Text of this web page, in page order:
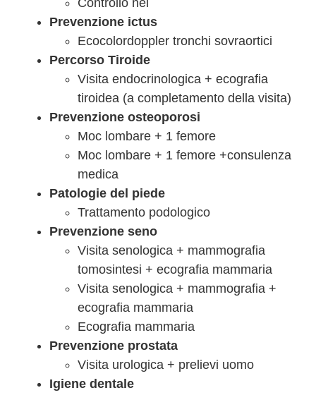
Controllo nei
Prevenzione ictus
Ecocolordoppler tronchi sovraortici
Percorso Tiroide
Visita endocrinologica + ecografia
tiroidea (a completamento della visita)
Prevenzione osteoporosi
Moc lombare + 1 femore
Moc lombare + 1 femore +consulenza
medica
Patologie del piede
Trattamento podologico
Prevenzione seno
Visita senologica + mammografia
tomosintesi + ecografia mammaria
Visita senologica + mammografia +
ecografia mammaria
Ecografia mammaria
Prevenzione prostata
Visita urologica + prelievi uomo
Igiene dentale